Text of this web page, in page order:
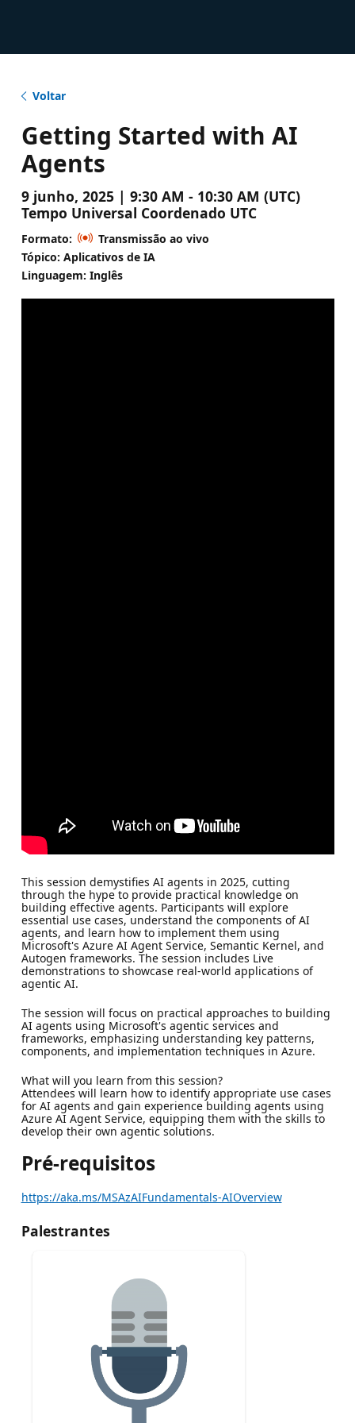
Voltar
Getting Started with AI
Agents
9 junho, 2025 | 9:30 AM - 10:30 AM (UTC)
Tempo Universal Coordenado UTC
Formato:
Transmissão ao vivo
Tópico: Aplicativos de IA
Linguagem: Inglês
This session demystifies AI agents in 2025, cutting
through the hype to provide practical knowledge on
building effective agents. Participants will explore
essential use cases, understand the components of AI
agents, and learn how to implement them using
Microsoft's Azure AI Agent Service, Semantic Kernel, and
Autogen frameworks. The session includes Live
demonstrations to showcase real-world applications of
agentic AI.
The session will focus on practical approaches to building
AI agents using Microsoft's agentic services and
frameworks, emphasizing understanding key patterns,
components, and implementation techniques in Azure.
What will you learn from this session?
Attendees will learn how to identify appropriate use cases
for AI agents and gain experience building agents using
Azure AI Agent Service, equipping them with the skills to
develop their own agentic solutions.
Pré-requisitos
https://aka.ms/MSAzAIFundamentals-AIOverview
Palestrantes